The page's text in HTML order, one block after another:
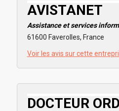
AVISTANET
Assistance et services
61600 Faverolles, France
Voir les avis sur cette
DOCTEUR